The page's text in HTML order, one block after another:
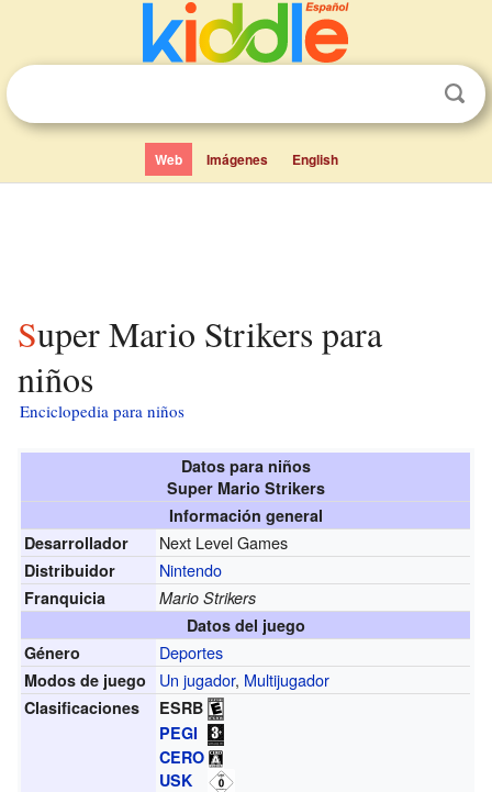
Web Imágenes English
Super Mario Strikers para
niños
Enciclopedia para niños
Datos para niños
Super Mario Strikers
Información general
Desarrollador
Next Level Games
Distribuidor Nintendo
Franquicia
Mario Strikers
Datos del juego
Género
Deportes
Modos de juego Un jugador, Multijugador
Clasificaciones
ESRB
PEGI
CERO
USK